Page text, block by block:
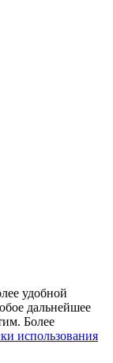
удобной
дальнейшее
Более
использования